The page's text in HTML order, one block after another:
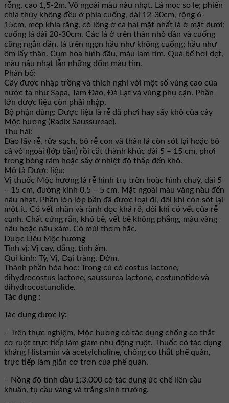
rỗng, cao 1,5-2m. Vỏ ngoài màu nâu nhạt. Lá mọc so le; phiến
chia thùy không đều ở phía cuống, dài 12-30cm, rộng 6-
15cm, mép khía răng, có lông ở cả hai mặt nhất là ở mặt dưới;
cuống lá dài 20-30cm. Các lá ở trên thân nhỏ dần và cuống
cũng ngắn dần, lá trên ngọn hầu như không cuống; hầu như
ôm lấy thân. Cụm hoa hình đầu, màu lam tím. Quả bế hơi dẹt,
màu nâu nhạt lẫn những đốm màu tím.
Phân bố:
Cây được nhập trồng và thích nghi với một số vùng cao của
nước ta như Sapa, Tam Ðảo, Ðà Lạt và vùng phụ cận. Phần
lớn dược liệu còn phải nhập.
Bộ phận dùng: Dược liệu là rễ đã phơi hay sấy khô của cây
Mộc hương (Radix Saussureae).
Thu hái:
Đào lấy rễ, rửa sạch, bỏ rễ con và thân lá còn sót lại hoặc bỏ
cả vỏ ngoài (lớp bần) rồi cắt thành khúc dài 5 – 15 cm, phơi
trong bóng râm hoặc sấy ở nhiệt độ thấp đến khô.
Mô tả Dược liệu:
Vị thuốc Mộc hương là rễ hình trụ tròn hoặc hình chuỳ, dài 5
– 15 cm, đường kính 0,5 – 5 cm. Mặt ngoài màu vàng nâu đến
nâu nhạt. Phần lớn lớp bần đã được loại đi, đôi khi còn sót lại
một ít. Có vết nhăn và rãnh dọc khá rõ, đôi khi có vết của rễ
cạnh. Chất cứng rắn, khó bẻ, vết bẻ không phẳng, màu vàng
nâu hoặc nâu xám. Có mùi thơm hắc.
Dược Liệu Mộc hương
Tính vị: Vị cay, đắng, tính ấm.
Qui kinh: Tỳ, Vị, Đại tràng, Đởm.
Thành phần hóa học: Trong củ có costus lactone,
dihydrocostus lactone, saussurea lactone, costunotide và
dihydrocostunolide.
Tác dụng :
Tác dụng dược lý:
– Trên thực nghiệm, Mộc hương có tác dụng chống co thắt
cơ ruột trực tiếp làm giảm nhu động ruột. Thuốc có tác dụng
kháng Histamin và acetylcholine, chống co thắt phế quản,
trực tiếp làm giãn cơ trơn của phế quản.
– Nồng độ tinh dầu 1:3.000 có tác dụng ức chế liên cầu
khuẩn, tụ cầu vàng và trắng sinh trưởng.